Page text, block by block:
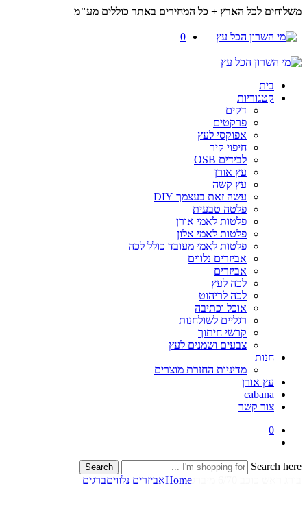
משלוחים לכל הארץ + כל המחירים באתר כוללים מע"מ
0
בית
קטגוריות
דקים
פרקטים
אפוקסי לעץ
חיפוי קיר
לבידים OSB
עץ אורן
עץ קשה
עשה זאת בעצמך DIY
פלטה טבעית
פלטות לאמי אורן
פלטות לאמי אלון
פלטות לאמי מעובד כולל לכה
אביזרים נלווים
אביזרים
לכה לעץ
לכה לריהוט
אוכל וכתיבה
רגליים לשולחנות
קרשי חיתוך
צבעים ושמנים לעץ
חנות
מדיניות החזרת מוצרים
עץ אורן
cabana
צור קשר
0
Search here
Search
Homeאביזרים נלוויםברגים